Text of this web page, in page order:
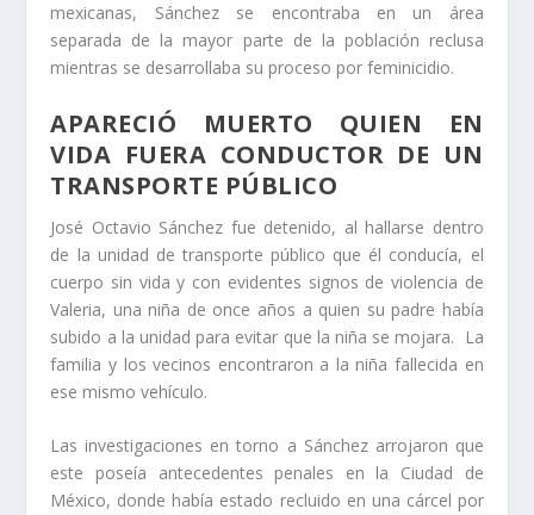
mexicanas, Sánchez se encontraba en un área
separada de la mayor parte de la población reclusa
mientras se desarrollaba su proceso por feminicidio.
APARECIÓ MUERTO QUIEN EN
VIDA FUERA CONDUCTOR DE UN
TRANSPORTE PÚBLICO
José Octavio Sánchez fue detenido, al hallarse dentro
de la unidad de transporte público que él conducía, el
cuerpo sin vida y con evidentes signos de violencia de
Valeria, una niña de once años a quien su padre había
subido a la unidad para evitar que la niña se mojara. La
familia y los vecinos encontraron a la niña fallecida en
ese mismo vehículo.
Las investigaciones en torno a Sánchez arrojaron que
este poseía antecedentes penales en la Ciudad de
México, donde había estado recluido en una cárcel por